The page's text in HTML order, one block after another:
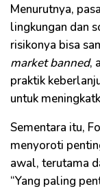
Menurutnya,
lingkungan dan
risikonya bisa
market banned,
praktik
untuk
Sementara itu,
menyoroti
awal, terutama
“Yang paling